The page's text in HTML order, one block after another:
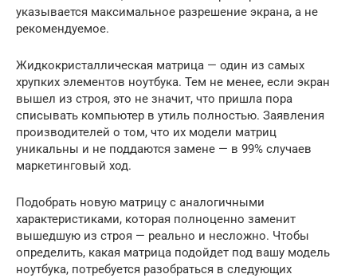
указывается максимальное разрешение экрана, а не
рекомендуемое.
Жидкокристаллическая матрица — один из самых
хрупких элементов ноутбука. Тем не менее, если экран
вышел из строя, это не значит, что пришла пора
списывать компьютер в утиль полностью. Заявления
производителей о том, что их модели матриц
уникальны и не поддаются замене — в 99% случаев
маркетинговый ход.
Подобрать новую матрицу с аналогичными
характеристиками, которая полноценно заменит
вышедшую из строя — реально и несложно. Чтобы
определить, какая матрица подойдет под вашу модель
ноутбука, потребуется разобраться в следующих